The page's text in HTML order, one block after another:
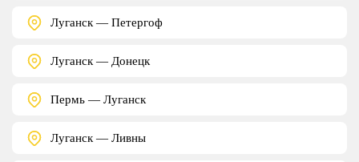
Луганск — Петергоф
Луганск — Донецк
Пермь — Луганск
Луганск — Ливны